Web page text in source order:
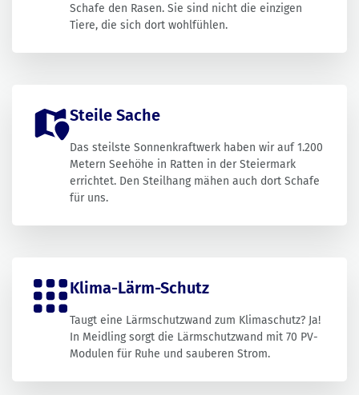
Schafe den Rasen. Sie sind nicht die einzigen
Tiere, die sich dort wohlfühlen.
Steile Sache
Das steilste Sonnenkraftwerk haben wir auf 1.200
Metern Seehöhe in Ratten in der Steiermark
errichtet. Den Steilhang mähen auch dort Schafe
für uns.
Klima-Lärm-Schutz
Taugt eine Lärmschutzwand zum Klimaschutz? Ja!
In Meidling sorgt die Lärmschutzwand mit 70 PV-
Modulen für Ruhe und sauberen Strom.